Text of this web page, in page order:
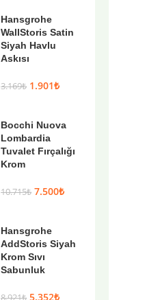
Hansgrohe
WallStoris Satin
Siyah Havlu
Askısı
3.169₺ 1.901₺
Bocchi Nuova
Lombardia
Tuvalet Fırçalığı
Krom
10.715₺ 7.500₺
Hansgrohe
AddStoris Siyah
Krom Sıvı
Sabunluk
8.921₺ 5.352₺